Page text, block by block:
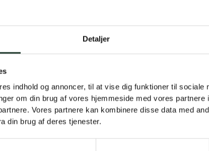
Detaljer
indhold og annoncer, til at vise dig funktioner til sociale
om din brug af vores hjemmeside med vores partnere
Vores partnere kan kombinere disse data med
din brug af deres tjenester.